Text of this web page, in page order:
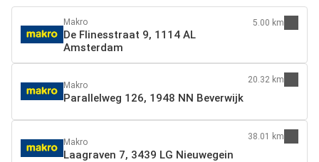
Makro
De Flinesstraat 9, 1114 AL
Amsterdam
5.00 km
Makro
Parallelweg 126, 1948 NN Beverwijk
20.32 km
Makro
Laagraven 7, 3439 LG Nieuwegein
38.01 km